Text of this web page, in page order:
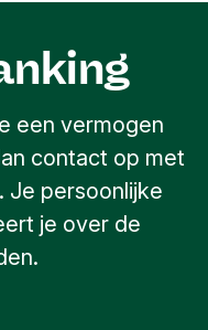
een vermogen
contact op met
Je persoonlijke
je over de